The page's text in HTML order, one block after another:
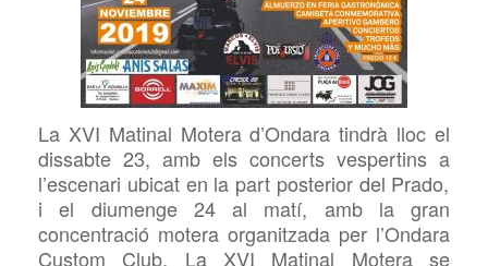
La XVI Matinal Moterad’Ondara tindrà lloc el
dissabte 23, amb els concerts vespertins a
l’escenari ubicat en la part posterior del Prado,
i el diumenge 24al matí, amb la gran
concentració motera organitzada per l’Ondara
Custom Club. La XVI Matinal Motera se